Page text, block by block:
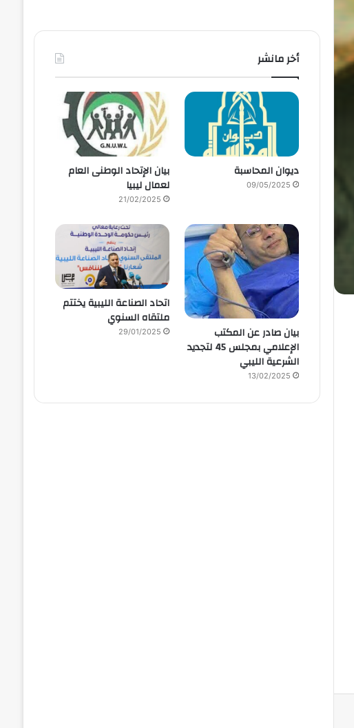
أخر مانشر
ديوان المحاسبة
09/05/2025
بيان الإتحاد الوطنى العام
لعمال ليبيا
21/02/2025
بيان صادر عن المكتب
الإعلامي بمجلس 45 لتجديد
الشرعية الليبي
13/02/2025
اتحاد الصناعة الليبية يختتم
ملتقاه السنوي
29/01/2025